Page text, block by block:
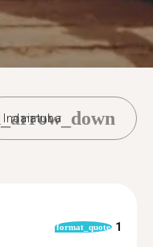
Indaiatuba
format_quote 1